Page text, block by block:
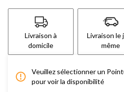
Livraison à
domicile
Livraison le
même
Veuillez sélectionner un
pour voir la disponibilité